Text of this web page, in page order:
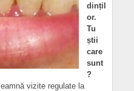
dințil
or.
Tu
știi
care
sunt
?
vizite regulate la